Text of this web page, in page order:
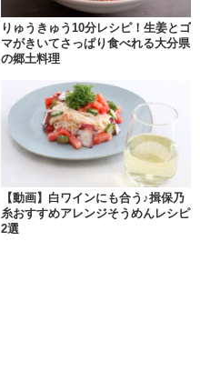
りゅうきゅう10分レシピ！生姜とゴ
マがきいてさっぱり食べれる大分県
の郷土料理
【動画】白ワインにも合う♪揖保乃
糸おすすめアレンジそうめんレシピ
2選